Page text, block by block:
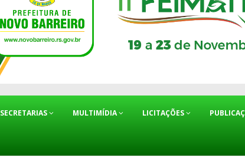
SECRETARIAS MULTIMÍDIA LICITAÇÕES